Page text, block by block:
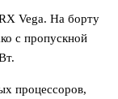
Vega. На борту
с пропускной
процессоров,